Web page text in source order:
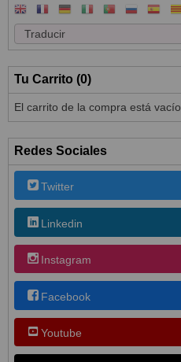
Tu Carrito (0)
El carrito de la compra está vacío
Redes Sociales
Twitter
Linkedin
Instagram
Facebook
Youtube